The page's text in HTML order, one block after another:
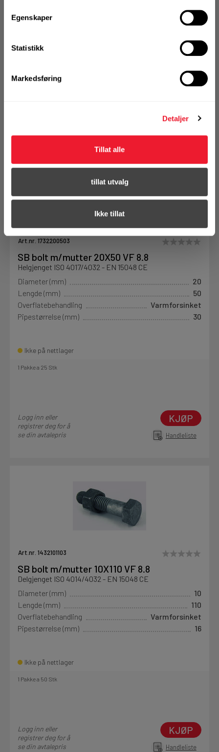
Egenskaper
Statistikk
Markedsføring
Detaljer
Tillat alle
tillat utvalg
Ikke tillat
Handleliste
Art.nr. 1732200503
SB bolt m/mutter 20X50 VF 8.8
Helgjenget ISO 4017/4032 - EN 15048 CE
Diameter (mm)
20
Lengde (mm)
50
Overflatebehandling
Varmforsinket
Pipestørrelse (mm)
30
Ikke på nettlager
1 Pakke a 25 Stk
Logg inn eller
registrer deg for å
se din avtalepris
KJØP
Handleliste
Art.nr. 1432101103
SB bolt m/mutter 10X110 VF 8.8
Delgjenget ISO 4014/4032 - EN 15048 CE
Diameter (mm)
10
Lengde (mm)
110
Overflatebehandling
Varmforsinket
Pipestørrelse (mm)
16
Ikke på nettlager
1 Pakke a 50 Stk
Logg inn eller
registrer deg for å
se din avtalepris
KJØP
Handleliste